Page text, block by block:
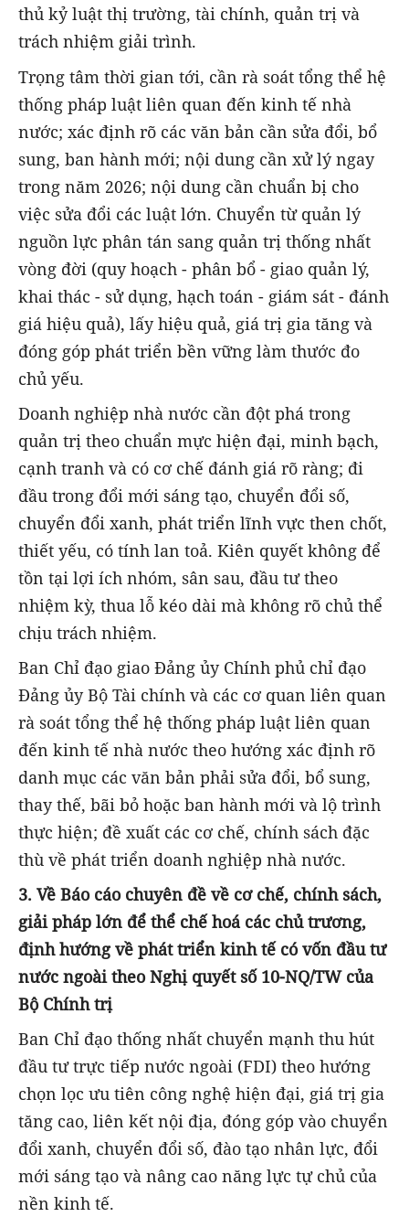
thủ kỷ luật thị trường, tài chính, quản trị và
trách nhiệm giải trình.
Trọng tâm thời gian tới, cần rà soát tổng thể hệ
thống pháp luật liên quan đến kinh tế nhà
nước; xác định rõ các văn bản cần sửa đổi, bổ
sung, ban hành mới; nội dung cần xử lý ngay
trong năm 2026; nội dung cần chuẩn bị cho
việc sửa đổi các luật lớn. Chuyển từ quản lý
nguồn lực phân tán sang quản trị thống nhất
vòng đời (quy hoạch - phân bổ - giao quản lý,
khai thác - sử dụng, hạch toán - giám sát - đánh
giá hiệu quả), lấy hiệu quả, giá trị gia tăng và
đóng góp phát triển bền vững làm thước đo
chủ yếu.
Doanh nghiệp nhà nước cần đột phá trong
quản trị theo chuẩn mực hiện đại, minh bạch,
cạnh tranh và có cơ chế đánh giá rõ ràng; đi
đầu trong đổi mới sáng tạo, chuyển đổi số,
chuyển đổi xanh, phát triển lĩnh vực then chốt,
thiết yếu, có tính lan toả. Kiên quyết không để
tồn tại lợi ích nhóm, sân sau, đầu tư theo
nhiệm kỳ, thua lỗ kéo dài mà không rõ chủ thể
chịu trách nhiệm.
Ban Chỉ đạo giao Đảng ủy Chính phủ chỉ đạo
Đảng ủy Bộ Tài chính và các cơ quan liên quan
rà soát tổng thể hệ thống pháp luật liên quan
đến kinh tế nhà nước theo hướng xác định rõ
danh mục các văn bản phải sửa đổi, bổ sung,
thay thế, bãi bỏ hoặc ban hành mới và lộ trình
thực hiện; đề xuất các cơ chế, chính sách đặc
thù về phát triển doanh nghiệp nhà nước.
3. Về Báo cáo chuyên đề về cơ chế, chính sách,
giải pháp lớn để thể chế hoá các chủ trương,
định hướng về phát triển kinh tế có vốn đầu tư
nước ngoài theo Nghị quyết số 10-NQ/TW của
Bộ Chính trị
Ban Chỉ đạo thống nhất chuyển mạnh thu hút
đầu tư trực tiếp nước ngoài (FDI) theo hướng
chọn lọc ưu tiên công nghệ hiện đại, giá trị gia
tăng cao, liên kết nội địa, đóng góp vào chuyển
đổi xanh, chuyển đổi số, đào tạo nhân lực, đổi
mới sáng tạo và nâng cao năng lực tự chủ của
nền kinh tế.